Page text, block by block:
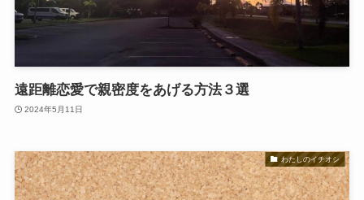
遠距離恋愛で親密度をあげる方法３選
2024年5月11日
わたしのイチオシ